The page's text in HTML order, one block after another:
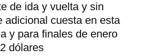
de ida y vuelta y sin
adicional cuesta en esta
y para finales de enero
dólares